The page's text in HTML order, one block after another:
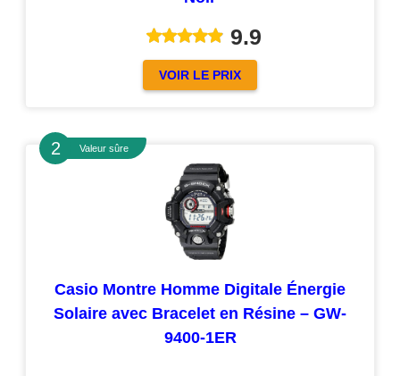
9.9
VOIR LE PRIX
Valeur sûre
Casio Montre Homme Digitale Énergie
Solaire avec Bracelet en Résine – GW-
9400-1ER